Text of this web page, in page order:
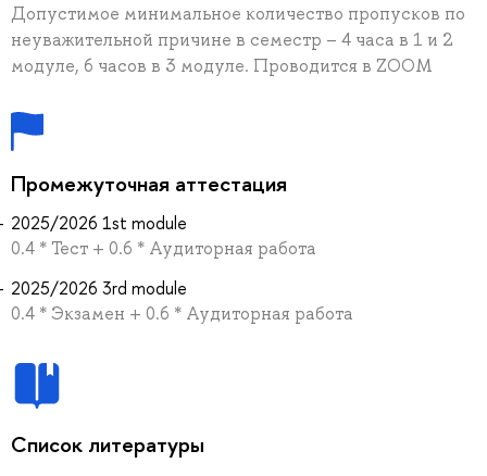
Допустимое минимальное количество пропусков по
неуважительной причине в семестр – 4 часа в 1 и 2
модуле, 6 часов в 3 модуле. Проводится в ZOOM
Промежуточная аттестация
2025/2026 1st module
0.4 * Тест + 0.6 * Аудиторная работа
2025/2026 3rd module
0.4 * Экзамен + 0.6 * Аудиторная работа
Список литературы